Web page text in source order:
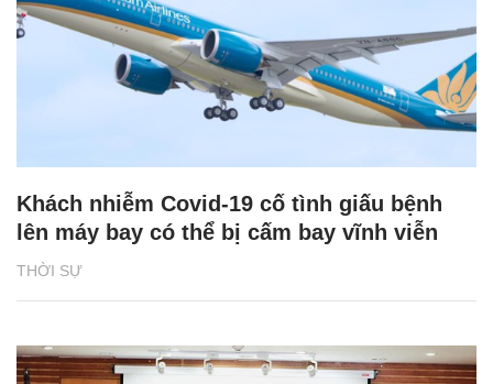
THỜI SỰ
Khách nhiễm Covid-19 cố tình giấu bệnh
lên máy bay có thể bị cấm bay vĩnh viễn